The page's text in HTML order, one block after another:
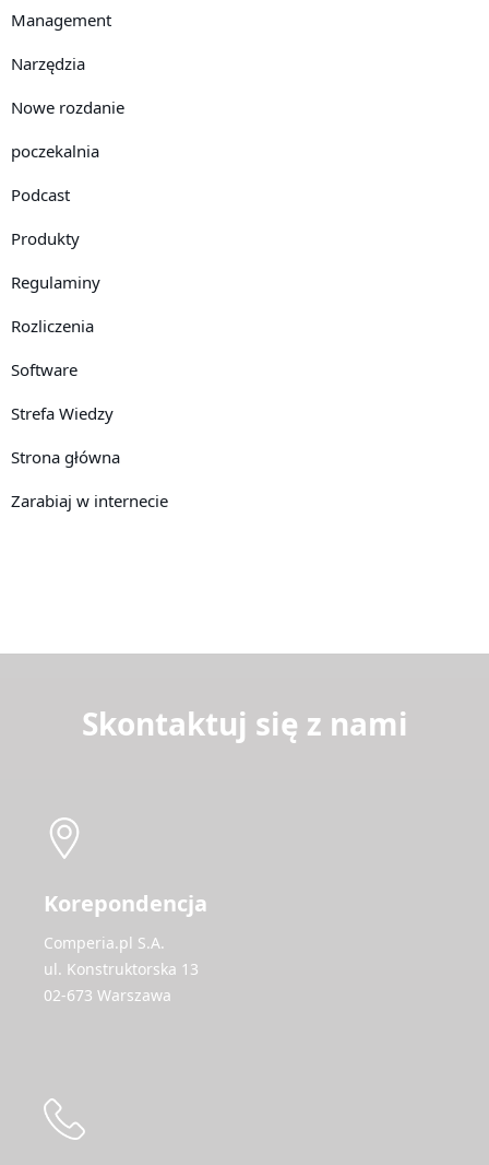
Management
Narzędzia
Nowe rozdanie
poczekalnia
Podcast
Produkty
Regulaminy
Rozliczenia
Software
Strefa Wiedzy
Strona główna
Zarabiaj w internecie
Skontaktuj się z nami
Korepondencja
Comperia.pl S.A.
ul. Konstruktorska 13
02-673 Warszawa